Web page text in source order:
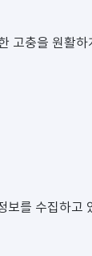
고충을 원활
보를 수집하고